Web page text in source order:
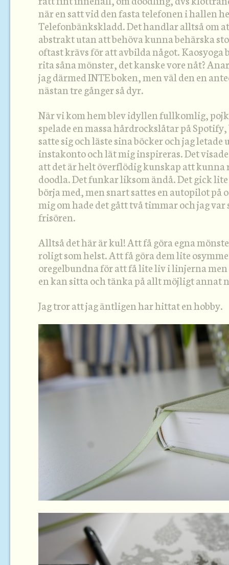
när en satt vid den fasta telefonen i hallen
Telefonbänkskladd. Det handlar alltså om
abstrakt utan att behöva kunna behärska
oftast krävs för att avbilda något.
rita såna mönster, det kanske vore nåt?
jag därmed INTE boken, men väl den en
nästan tre gånger så dyr.
När vi kom hem blev idyllen fullkomlig,
spelade en massa hårdrockslåtar på
satte sig och läste sina böcker och jag
instakonto och lät mig inspireras. Det
att det är helt överflödig kunskap att kunna
doodla. Det funkar liksom ändå. Det gick
börja med, men snart sattes en autopilot på
mig om hade det gått två timmar och jag
frisören.
Alltså det här är kul! Att få göra egna
roligt som helst. Att få göra dem lite
oregelbundna för att få lite liv i linjerna
en kan sitta och tänka på allt möjligt annat
Jag tror att jag äntligen har hittat en hobby.